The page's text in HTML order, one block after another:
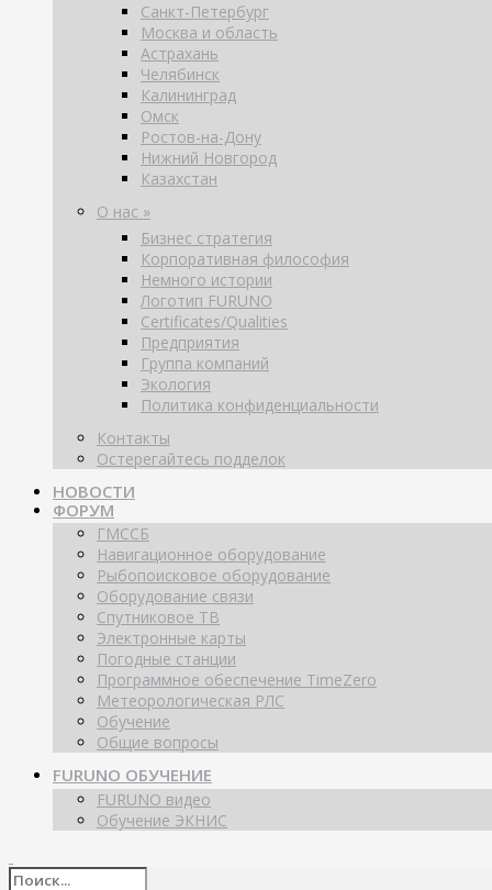
Санкт-Петербург
Москва и область
Астрахань
Челябинск
Калининград
Омск
Ростов-на-Дону
Нижний Новгород
Казахстан
О нас »
Бизнес стратегия
Корпоративная философия
Немного истории
Логотип FURUNO
Certificates/Qualities
Предприятия
Группа компаний
Экология
Политика конфиденциальности
Контакты
Остерегайтесь подделок
НОВОСТИ
ФОРУМ
ГМССБ
Навигационное оборудование
Рыбопоисковое оборудование
Оборудование связи
Спутниковое ТВ
Электронные карты
Погодные станции
Программное обеспечение TimeZero
Метеорологическая РЛС
Обучение
Общие вопросы
FURUNO ОБУЧЕНИЕ
FURUNO видео
Обучение ЭКНИС